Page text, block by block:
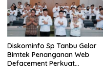
Diskominfo Sp Tanbu Gelar
Bimtek Penanganan Web
Defacement Perkuat